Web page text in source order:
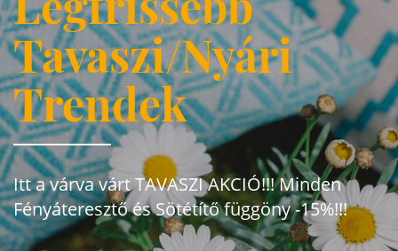
Tavaszi/Nyári
Trendek
Itt a várva várt TAVASZI AKCIÓ!!! Minden
Fényáteresztő és Sötétítő függöny -15%!!!